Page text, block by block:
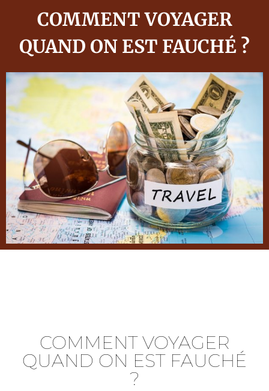
COMMENT VOYAGER
QUAND ON EST FAUCHÉ ?
COMMENT VOYAGER
QUAND ON EST FAUCHÉ
?